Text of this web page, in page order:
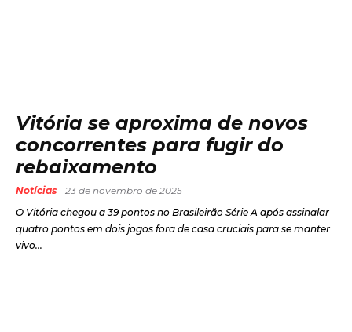
Vitória se aproxima de novos
concorrentes para fugir do
rebaixamento
Notícias
23 de novembro de 2025
O Vitória chegou a 39 pontos no Brasileirão Série A após assinalar
quatro pontos em dois jogos fora de casa cruciais para se manter
vivo...